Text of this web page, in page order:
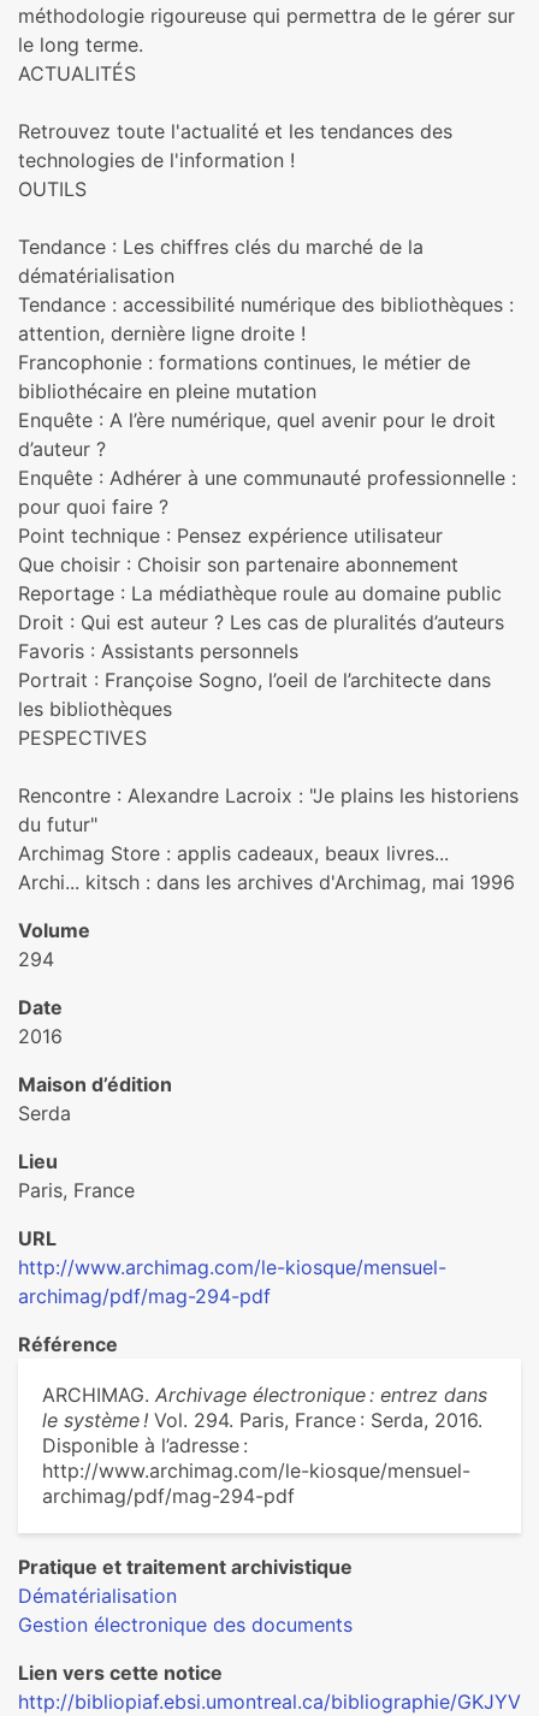
méthodologie rigoureuse qui permettra de le gérer sur
le long terme.
ACTUALITÉS
Retrouvez toute l'actualité et les tendances des
technologies de l'information !
OUTILS
Tendance : Les chiffres clés du marché de la
dématérialisation
Tendance : accessibilité numérique des bibliothèques :
attention, dernière ligne droite !
Francophonie : formations continues, le métier de
bibliothécaire en pleine mutation
Enquête : A l’ère numérique, quel avenir pour le droit
d’auteur ?
Enquête : Adhérer à une communauté professionnelle :
pour quoi faire ?​
Point technique : Pensez expérience utilisateur
Que choisir : Choisir son partenaire abonnement​
Reportage : La médiathèque roule au domaine public
Droit : Qui est auteur ? Les cas de pluralités d’auteurs
Favoris : Assistants personnels
Portrait : Françoise Sogno, l’oeil de l’architecte dans
les bibliothèques​
PESPECTIVES
Rencontre : Alexandre Lacroix : "Je plains les historiens
du futur"​
Archimag Store : applis cadeaux, beaux livres...
Archi... kitsch : dans les archives d'Archimag, mai 1996
Volume
294
Date
2016
Maison d’édition
Serda
Lieu
Paris, France
URL
http://www.archimag.com/le-kiosque/mensuel-
archimag/pdf/mag-294-pdf
Référence
ARCHIMAG. Archivage électronique : entrez dans
le système ! Vol. 294. Paris, France : Serda, 2016.
Disponible à l’adresse :
http://www.archimag.com/le-kiosque/mensuel-
archimag/pdf/mag-294-pdf
Pratique et traitement archivistique
Dématérialisation
Gestion électronique des documents
Lien vers cette notice
http://bibliopiaf.ebsi.umontreal.ca/bibliographie/GKJYV